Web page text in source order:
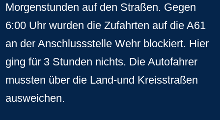
Morgenstunden auf den Straßen. Gegen
6:00 Uhr wurden die Zufahrten auf die A61
an der Anschlussstelle Wehr blockiert. Hier
ging für 3 Stunden nichts. Die Autofahrer
mussten über die Land-und Kreisstraßen
ausweichen.